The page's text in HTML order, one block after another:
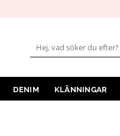
Sök
efter:
DENIM KLÄNNINGAR